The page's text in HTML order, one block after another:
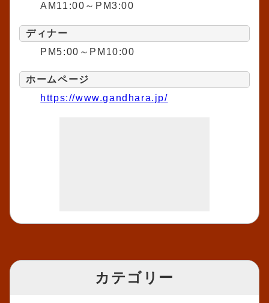
AM11:00～PM3:00
ディナー
PM5:00～PM10:00
ホームページ
https://www.gandhara.jp/
カテゴリー